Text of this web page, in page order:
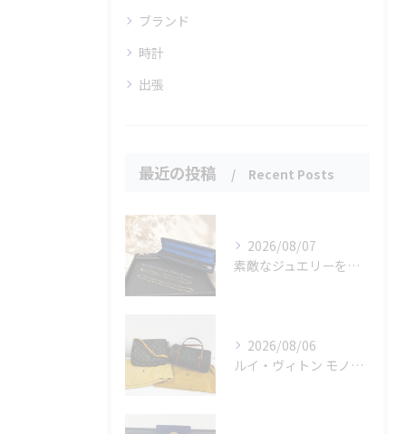
ブランド
時計
出張
最近の投稿 Recent Posts
2026/08/07
素敵なジュエリーをたくさんお買取りさせていただきました✨
2026/08/06
ルイ・ヴィトン モノグラムバッグ2点をお買取させていただきました✨